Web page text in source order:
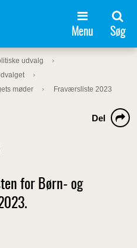
Menu Søg
udvalg
møder
Fraværsliste 2023
Del
for Børn- og